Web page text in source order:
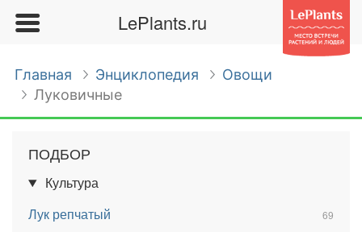
LePlants.ru
Главная Энциклопедия
Овощи
Луковичные
ПОДБОР
Культура
Лук репчатый
69